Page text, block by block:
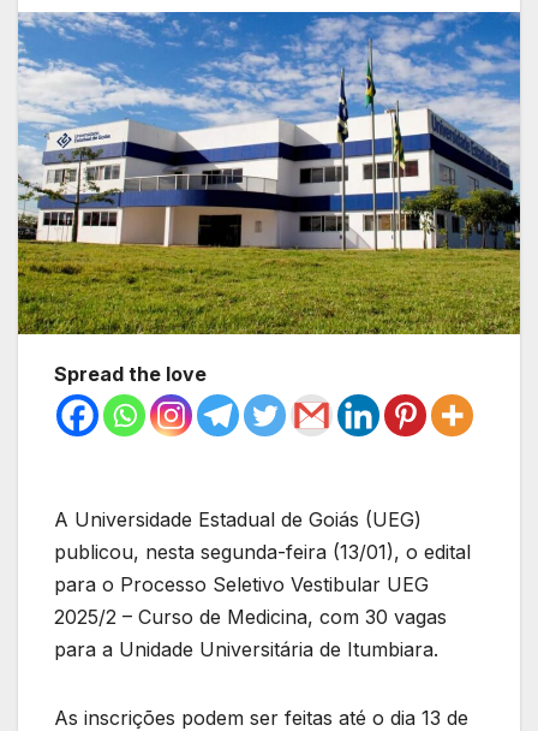
Spread the love
A Universidade Estadual de Goiás (UEG)
publicou, nesta segunda-feira (13/01), o edital
para o Processo Seletivo Vestibular UEG
2025/2 – Curso de Medicina, com 30 vagas
para a Unidade Universitária de Itumbiara.
As inscrições podem ser feitas até o dia 13 de